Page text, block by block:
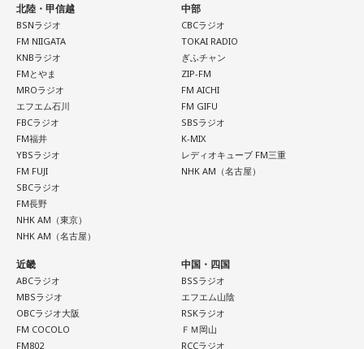
をして過ごして。
【12位】蠍座（さそり座）
心の奥で「もうこのままでは違う」と感じていたことが浮か
び上がるかもしれません。でも、それは生き方を変えるため
の大切なサイン。無理に答えを出さず、本音を大切にしてみ
て。夜は「本当はどうしたい？」と自分に問いかけてみまし
ょう。今日はスマホから離れて、好きな音楽や香りと一緒に
ゆっくり過ごしましょう。
【今日の一言メッセージ】
今日は火星にバーテックスというポイントが重なる日。運命
に導かれ、新時代の生き方やお役目に気がついたり、直感が
降りてきたりするかも！ ぜひアドバイスを参考に行動してみ
てくださいね。
■監修者プロフィール：月野さやか（つきの・さやか）
東京・池袋占い館セレーネ所属。元野村證券トップセールス
という異色の経歴を持つ占星術師。自身の人生の転機をきっ
グなハイスピード・フュージョンを展開する「Cobalt
Express」など、かつしかトリオの魅力を存分に味わえる楽
曲が並びます。さらに、メンバーにとって恩師ともいえる作
曲家・村井邦彦から提供された「Paris-Nice」も収録。洗練
された美しいメロディが、アルバムに上質な彩りを添えてい
ます。
シティポップを想起させるサウンドや、メロディアスなミデ
ィアムナンバー、テクニカルかつファンキーなプレイまで、
多彩な音楽性を凝縮。それぞれの楽曲から異なる風景や物語
が立ち上がり、まるで世界中を巡る旅のような広がりを感じ
させます。楽曲ごとの表情を楽しむだけでなく、アルバムを
通して聴くことで生まれる深い没入感も、本作の大きな魅力
のひとつ。
ブックレットには、メンバー3人がそれぞれの視点から楽曲や
制作背景を語るセルフライナーノーツに加え、今回のレコー
ディングで使用した楽器の解説を写真とともに掲載。演奏に
込められた思いや、サウンドを形作った楽器の特徴を知りな
北陸・甲信越
BSNラジオ
FM NIIGATA
KNBラジオ
FMとやま
MROラジオ
エフエム石川
FBCラジオ
FM福井
YBSラジオ
FM FUJI
SBCラジオ
FM長野
NHK AM（東京）
NHK AM（名古屋）
中部
CBCラジオ
TOKAI RADIO
ぎふチャン
ZIP-FM
FM AICHI
FM GIFU
SBSラジオ
K-MIX
レディオキューブ FM三重
NHK AM（名古屋）
近畿
ABCラジオ
MBSラジオ
OBCラジオ大阪
FM COCOLO
FM802
中国・四国
BSSラジオ
エフエム山陰
RSKラジオ
ＦＭ岡山
RCCラジオ